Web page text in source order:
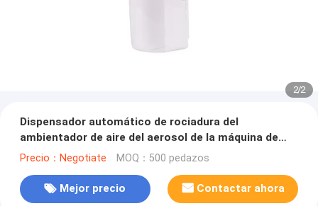
2/2
Dispensador automático de rociadura del
ambientador de aire del aerosol de la máquina de
Deodora del retrete de KWS
Precio：Negotiate MOQ：500 pedazos
Mejor precio Contactar ahora